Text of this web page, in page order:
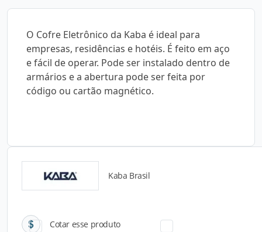
O Cofre Eletrônico da Kaba é ideal para
empresas, residências e hotéis. É feito em aço
e fácil de operar. Pode ser instalado dentro de
armários e a abertura pode ser feita por
código ou cartão magnético.
Kaba Brasil
Cotar esse produto
Catálogos para Download